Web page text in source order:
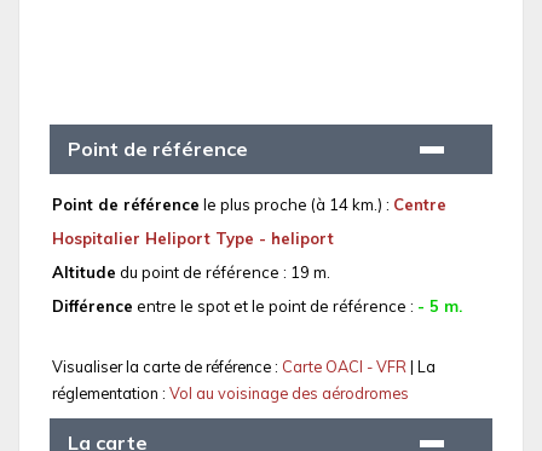
Point de référence
Point de référence le plus proche (à 14 km.) : Centre
Hospitalier Heliport Type - heliport
Altitude du point de référence : 19 m.
Différence entre le spot et le point de référence : - 5 m.
Visualiser la carte de référence : Carte OACI - VFR| La
réglementation : Vol au voisinage des aérodromes
La carte